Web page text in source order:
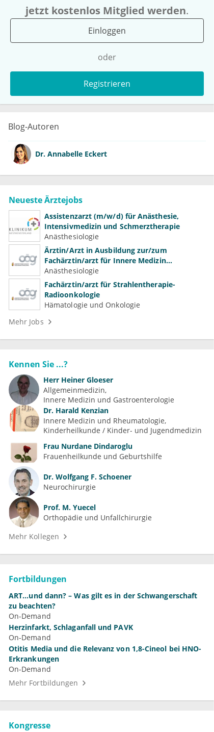
jetzt kostenlos Mitglied werden.
Einloggen
oder
Registrieren
Blog-Autoren
Dr. Annabelle Eckert
Neueste Ärztejobs
Assistenzarzt (m/w/d) für Anästhesie,
Intensivmedizin und Schmerztherapie
Anästhesiologie
Ärztin/Arzt in Ausbildung zur/zum
Fachärztin/arzt für Innere Medizin
(Kardiologie, Nephrologie, Intensivmedizin)
Anästhesiologie
Fachärztin/arzt für Strahlentherapie-
Radioonkologie
Hämatologie und Onkologie
Mehr Jobs
Kennen Sie ...?
Herr Heiner Gloeser
Allgemeinmedizin
Innere Medizin und Gastroenterologie
Dr. Harald Kenzian
Innere Medizin und Rheumatologie
Kinderheilkunde / Kinder- und Jugendmedizin
Frau Nurdane Dindaroglu
Frauenheilkunde und Geburtshilfe
Dr. Wolfgang F. Schoener
Neurochirurgie
Prof. M. Yuecel
Orthopädie und Unfallchirurgie
Mehr Kollegen
Fortbildungen
ART...und dann? – Was gilt es in der Schwangerschaft
zu beachten?
On-Demand
Herzinfarkt, Schlaganfall und PAVK
On-Demand
Otitis Media und die Relevanz von 1,8-Cineol bei HNO-
Erkrankungen
On-Demand
Mehr Fortbildungen
Kongresse